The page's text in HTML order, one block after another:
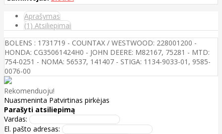
Aprašymas
(1) Atsiliepimai
BOLENS : 1731719 - COUNTAX / WESTWOOD: 228001200 -
HONDA: CG35061424H0 - JOHN DEERE: M82167, 75281 - MTD:
754-0251 - NOMA: 56537, 141407 - STIGA: 1134-9033-01, 9585-
0076-00
Rekomenduoju!
Nuasmeninta Patvirtinas pirkėjas
Parašyti atsiliepimą
Vardas:
El. pašto adresas: